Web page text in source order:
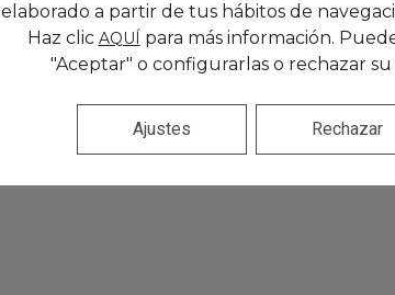
elaborado a partir de tus hábitos de
Haz clic AQUÍ para más información.
"Aceptar" o configurarlas o rechazar
Rechazar
Ajustes